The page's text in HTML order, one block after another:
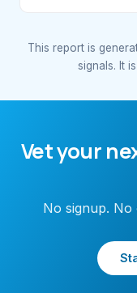
This report is
signals. It
Vet your
No signup. No